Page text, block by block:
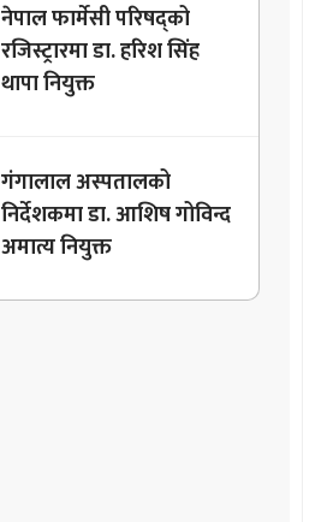
नेपाल फार्मेसी परिषद्को
रजिस्ट्रारमा डा. हरिश सिंह
थापा नियुक्त
गंगालाल अस्पतालको
निर्देशकमा डा. आशिष गोविन्द
अमात्य नियुक्त